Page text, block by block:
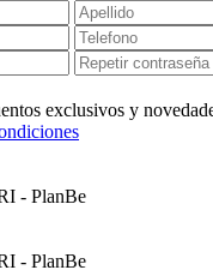
exclusivos y